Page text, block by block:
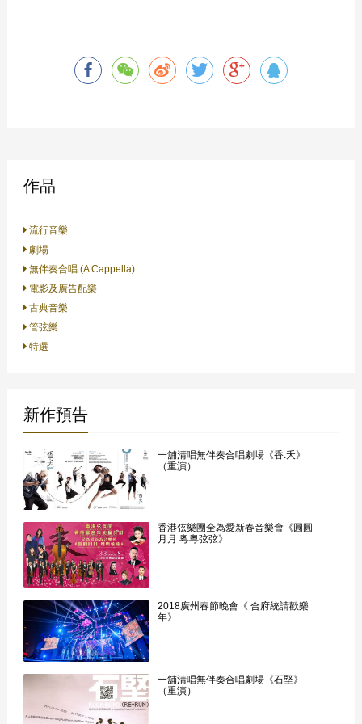
作品
流行音樂
劇場
無伴奏合唱 (A Cappella)
電影及廣告配樂
古典音樂
管弦樂
特選
新作預告
一舖清唱無伴奏合唱劇場《香.夭》
（重演）
香港弦樂團全為愛新春音樂會《圓圓
月月 粵粵弦弦》
2018廣州春節晚會《 合府統請歡樂
年》
一舖清唱無伴奏合唱劇場《石堅》
（重演）